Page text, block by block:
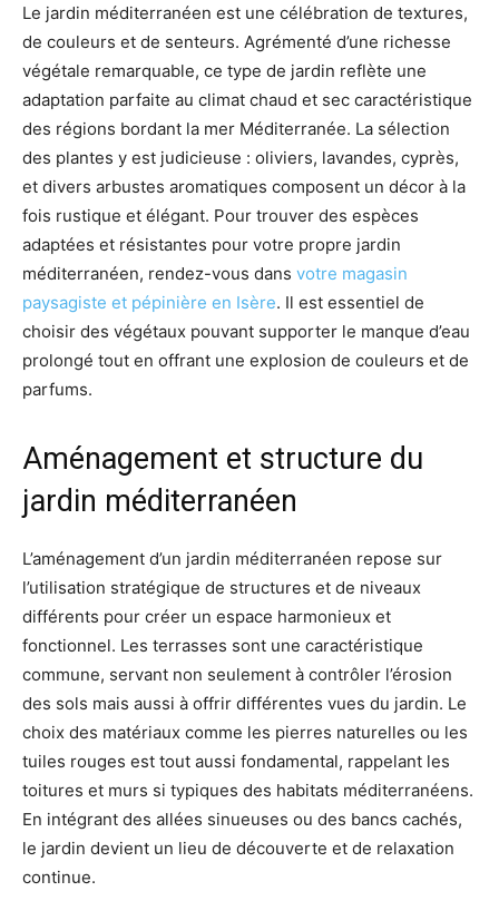
Le jardin méditerranéen est une célébration de textures,
de couleurs et de senteurs. Agrémenté d’une richesse
végétale remarquable, ce type de jardin reflète une
adaptation parfaite au climat chaud et sec caractéristique
des régions bordant la mer Méditerranée. La sélection
des plantes y est judicieuse : oliviers, lavandes, cyprès,
et divers arbustes aromatiques composent un décor à la
fois rustique et élégant. Pour trouver des espèces
adaptées et résistantes pour votre propre jardin
méditerranéen, rendez-vous dans votre magasin
paysagiste et pépinière en Isère. Il est essentiel de
choisir des végétaux pouvant supporter le manque d’eau
prolongé tout en offrant une explosion de couleurs et de
parfums.
Aménagement et structure du
jardin méditerranéen
L’aménagement d’un jardin méditerranéen repose sur
l’utilisation stratégique de structures et de niveaux
différents pour créer un espace harmonieux et
fonctionnel. Les terrasses sont une caractéristique
commune, servant non seulement à contrôler l’érosion
des sols mais aussi à offrir différentes vues du jardin. Le
choix des matériaux comme les pierres naturelles ou les
tuiles rouges est tout aussi fondamental, rappelant les
toitures et murs si typiques des habitats méditerranéens.
En intégrant des allées sinueuses ou des bancs cachés,
le jardin devient un lieu de découverte et de relaxation
continue.